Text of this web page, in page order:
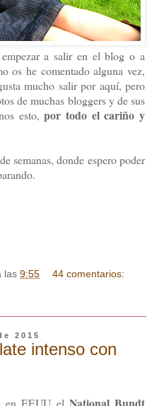
a salir en el blog o a
os he comentado alguna vez,
mucho salir por aquí, pero
de muchas bloggers y de sus
esto,por todo el cariño y
semanas, donde espero poder
las 9:55 44 comentarios:
2015
intenso con
en EEUU el National Bundt